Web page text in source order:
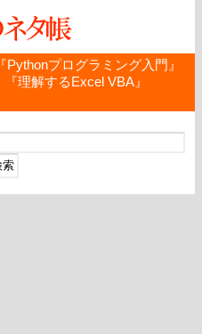
『Pythonプログラミング入門』
『理解するExcel VBA』